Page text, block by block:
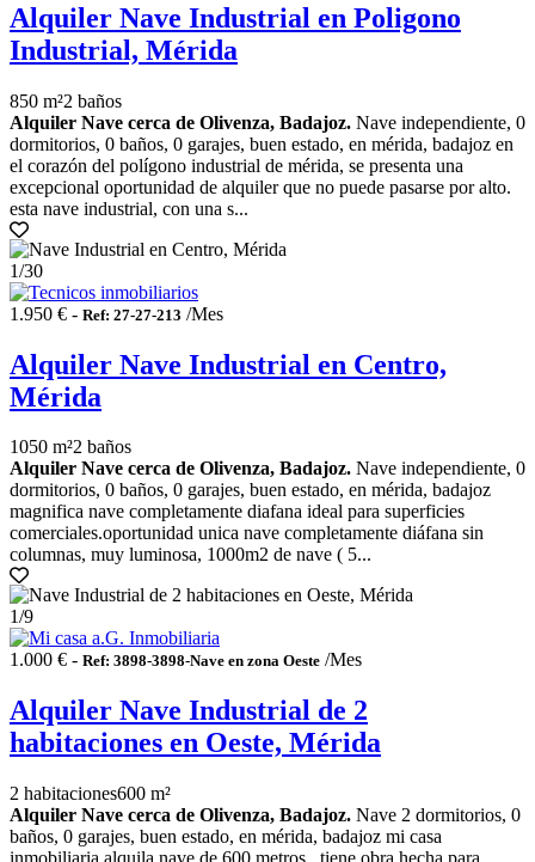
Alquiler Nave Industrial en Poligono
Industrial, Mérida
850 m²2 baños
Alquiler Nave cerca de Olivenza, Badajoz. Nave independiente, 0
dormitorios, 0 baños, 0 garajes, buen estado, en mérida, badajoz en
el corazón del polígono industrial de mérida, se presenta una
excepcional oportunidad de alquiler que no puede pasarse por alto.
esta nave industrial, con una s...
1/30
1.950 € - Ref: 27-27-213 /Mes
Alquiler Nave Industrial en Centro,
Mérida
1050 m²2 baños
Alquiler Nave cerca de Olivenza, Badajoz. Nave independiente, 0
dormitorios, 0 baños, 0 garajes, buen estado, en mérida, badajoz
magnifica nave completamente diafana ideal para superficies
comerciales.oportunidad unica nave completamente diáfana sin
columnas, muy luminosa, 1000m2 de nave ( 5...
1/9
1.000 € - Ref: 3898-3898-Nave en zona Oeste /Mes
Alquiler Nave Industrial de 2
habitaciones en Oeste, Mérida
2 habitaciones600 m²
Alquiler Nave cerca de Olivenza, Badajoz. Nave 2 dormitorios, 0
baños, 0 garajes, buen estado, en mérida, badajoz mi casa